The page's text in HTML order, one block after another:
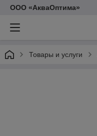
ООО «АкваОптима»
Товары и услуги